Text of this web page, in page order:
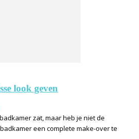
look geven
zat, maar heb je niet de
een complete make-over te